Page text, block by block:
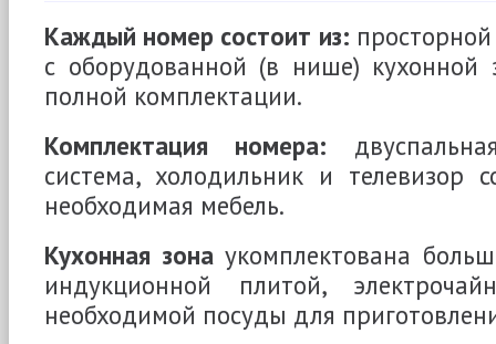
Каждый номер состоит из:
с оборудованной (в нише) кухонной
полной комплектации.
Комплектация номера:
система, холодильник и телевизор
необходимая мебель.
Кухонная зона укомплектована
индукционной плитой,
необходимой посуды для